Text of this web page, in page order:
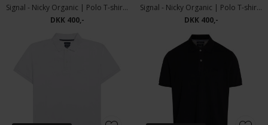
Signal - Nicky Organic | Polo T-shirt Marineblå
DKK 400,-
Signal - Nicky Organic | Polo T-shirt Marine Blue Melange
DKK 400,-